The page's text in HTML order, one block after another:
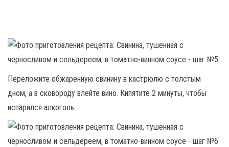
Переложите обжаренную свинину в кастрюлю с толстым
дном, а в сковороду влейте вино. Кипятите 2 минуты, чтобы
испарился алкоголь.